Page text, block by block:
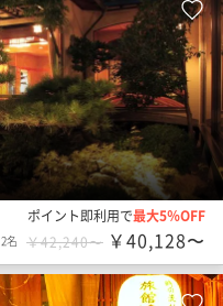
ポイント即利用で最大5％OFF
2名 ￥42,240〜 ￥40,128〜